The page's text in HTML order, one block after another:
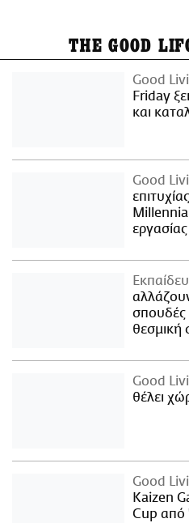
THE GOOD
Good
Friday
και
Good
εργασίας
σπουδές
θεσμική
Good
θέλει
Good
Kaizen
Cup από